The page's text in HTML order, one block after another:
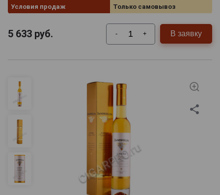
Условия продаж
Только самовывоз
5 633 руб. - + В заявку